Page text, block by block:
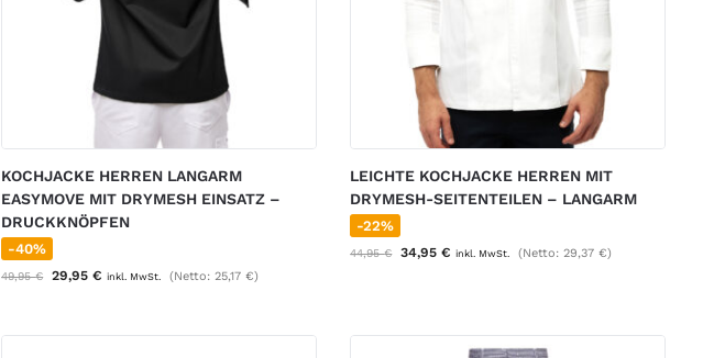
KOCHJACKE HERREN LANGARM
EASYMOVE MIT DRYMESH EINSATZ –
DRUCKKNÖPFEN
-40%
49,95€ 29,95€ inkl. MwSt. (Netto:25,17€)
LEICHTE KOCHJACKE HERREN MIT
DRYMESH-SEITENTEILEN – LANGARM
-22%
44,95€ 34,95€ inkl. MwSt. (Netto:29,37€)